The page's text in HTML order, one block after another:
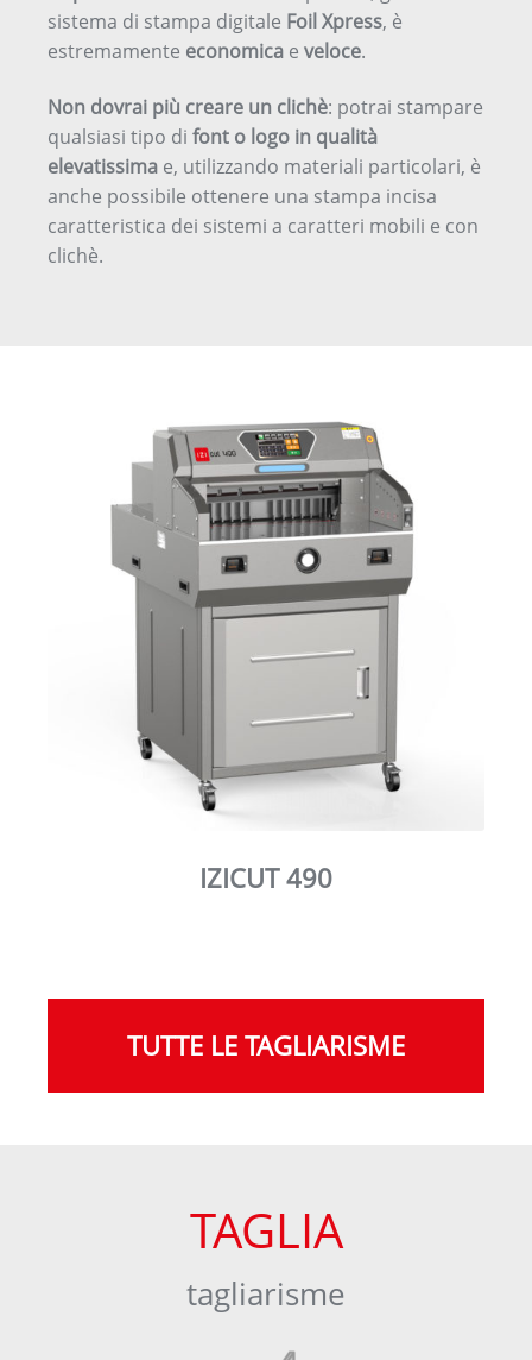
sistema di stampa digitale Foil Xpress, è
estremamente economica e veloce.
Non dovrai più creare un clichè: potrai stampare
qualsiasi tipo di font o logo in qualità
elevatissima e, utilizzando materiali particolari, è
anche possibile ottenere una stampa incisa
caratteristica dei sistemi a caratteri mobili e con
clichè.
IZICUT 490
TUTTE LE TAGLIARISME
TAGLIA
tagliarisme